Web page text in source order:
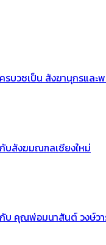
บวชเป็น สังฆานุกรและพ
บสังฆมณฑลเชียงใหม่
คุณพ่อมนาสันต์ วงษ์วาร